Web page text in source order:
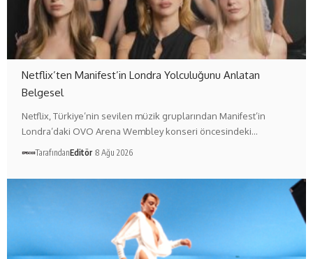
Netflix’ten Manifest’in Londra Yolculuğunu Anlatan
Belgesel
Netflix, Türkiye’nin sevilen müzik gruplarından Manifest’in
Londra’daki OVO Arena Wembley konseri öncesindeki…
TarafındanEditör 8 Ağu 2026